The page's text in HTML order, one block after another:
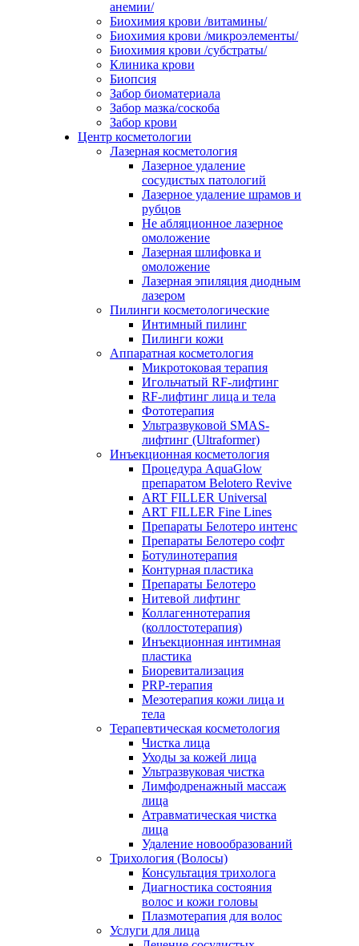
анемии/
Биохимия крови /витамины/
Биохимия крови /микроэлементы/
Биохимия крови /субстраты/
Клиника крови
Биопсия
Забор биоматериала
Забор мазка/соскоба
Забор крови
Центр косметологии
Лазерная косметология
Лазерное удаление
сосудистых патологий
Лазерное удаление шрамов и
рубцов
Не абляционное лазерное
омоложение
Лазерная шлифовка и
омоложение
Лазерная эпиляция диодным
лазером
Пилинги косметологические
Интимный пилинг
Пилинги кожи
Аппаратная косметология
Микротоковая терапия
Игольчатый RF-лифтинг
RF-лифтинг лица и тела
Фототерапия
Ультразвуковой SMAS-
лифтинг (Ultraformer)
Инъекционная косметология
Процедура AquaGlow
препаратом Belotero Revive
ART FILLER Universal
ART FILLER Fine Lines
Препараты Белотеро интенс
Препараты Белотеро софт
Ботулинотерапия
Контурная пластика
Препараты Белотеро
Нитевой лифтинг
Коллагеннотерапия
(коллостотерапия)
Инъекционная интимная
пластика
Биоревитализация
PRP-терапия
Мезотерапия кожи лица и
тела
Терапевтическая косметология
Чистка лица
Уходы за кожей лица
Ультразвуковая чистка
Лимфодренажный массаж
лица
Атравматическая чистка
лица
Удаление новообразований
Трихология (Волосы)
Консультация трихолога
Диагностика состояния
волос и кожи головы
Плазмотерапия для волос
Услуги для лица